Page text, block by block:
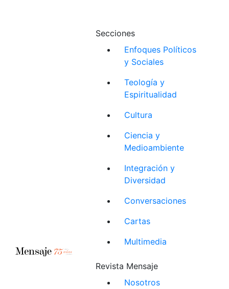
Secciones
Enfoques Políticos
y Sociales
Teología y
Espiritualidad
Cultura
Ciencia y
Medioambiente
Integración y
Diversidad
Conversaciones
Cartas
Multimedia
Revista Mensaje
Nosotros